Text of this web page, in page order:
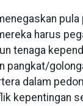
pula
harus
tenaga
pangkat/
dalam
kepentingan